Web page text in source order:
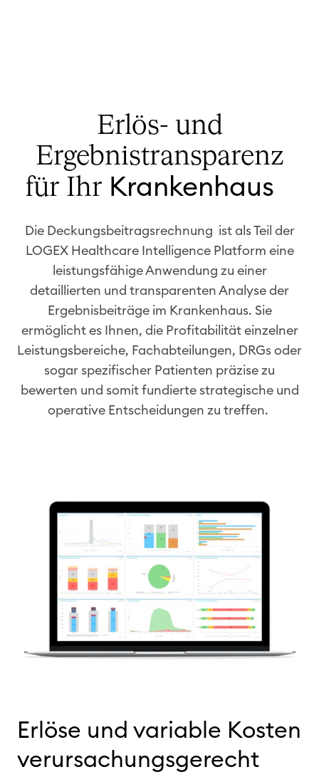
Erlös- und
Ergebnistransparenz
für Ihr Krankenhaus
Die Deckungsbeitragsrechnung istals Teil der
LOGEX Healthcare Intelligence Platform eine
leistungsfähige Anwendung zu einer
detaillierten und transparenten Analyse der
Ergebnisbeiträge im Krankenhaus. Sie
ermöglicht es Ihnen, die Profitabilität einzelner
Leistungsbereiche, Fachabteilungen, DRGs oder
sogar spezifischer Patienten präzise zu
bewerten und somit fundierte strategische und
operative Entscheidungen zu treffen.
Erlöse und variable Kosten
verursachungsgerecht